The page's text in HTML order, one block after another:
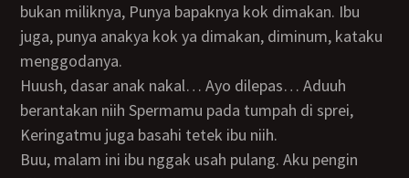
bukan miliknya, Punya bapaknya kok dimakan. Ibu
juga, punya anakya kok ya dimakan, diminum, kataku
menggodanya.
Huush, dasar anak nakal… Ayo dilepas… Aduuh
berantakan niih Spermamu pada tumpah di sprei,
Keringatmu juga basahi tetek ibu niih.
Buu, malam ini ibu nggak usah pulang. Aku pengin